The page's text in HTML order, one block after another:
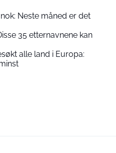
Neste måned er det
35 etternavnene kan
alle land i Europa: